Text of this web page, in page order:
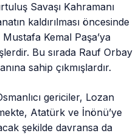
Savaşı Kahramanı
kaldırılması öncesinde
Kemal Paşa’ya
Bu sırada Rauf Orbay
sahip çıkmışlardır.
gericiler, Lozan
Atatürk ve İnönü’ye
şekilde davransa da